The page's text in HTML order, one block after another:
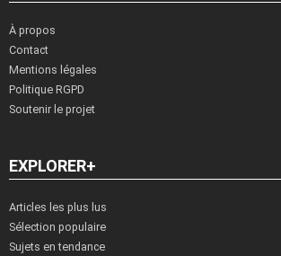
À propos
Contact
Mentions légales
Politique RGPD
Soutenir le projet
EXPLORER+
Articles les plus lus
Sélection populaire
Sujets en tendance